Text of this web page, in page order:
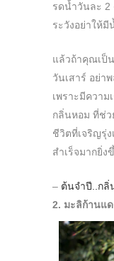
รดน้ำวันละ 2
ระวังอย่าให้มี
แล้วถ้าคุณเป็
วันเสาร์ อย่า
เพราะมีควา
กลิ่นหอม ที่ช่ว
ชีวิตที่เจริญรุ่
สำเร็จมากยิ่ง
– ต้นจำปี..กลิ่
2. มะลิก้านแด